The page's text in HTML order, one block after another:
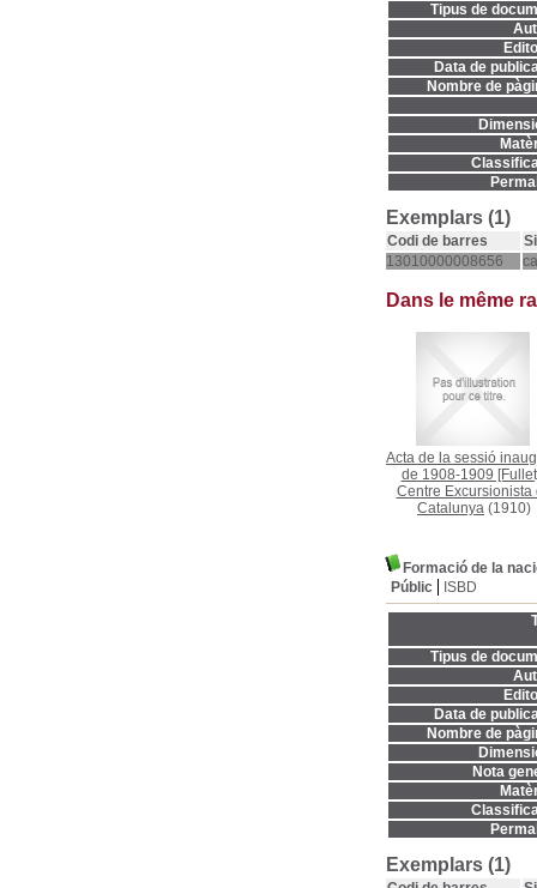
Tipus de
Data de
Nombre de
Exemplars (1)
Codi de barres
13010000008656
Dans le même
Acta de la sessió
de 1908-1909
Centre Excursionista
Catalunya (1910)
Formació de la
Públic
ISBD
Tipus de
Data de
Nombre de
Nota
Exemplars (1)